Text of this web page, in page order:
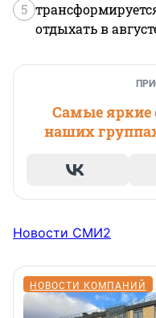
5
отдыхать в
Самые яркие
наших
Новости СМИ2
НОВОСТИ КОМПАНИЙ